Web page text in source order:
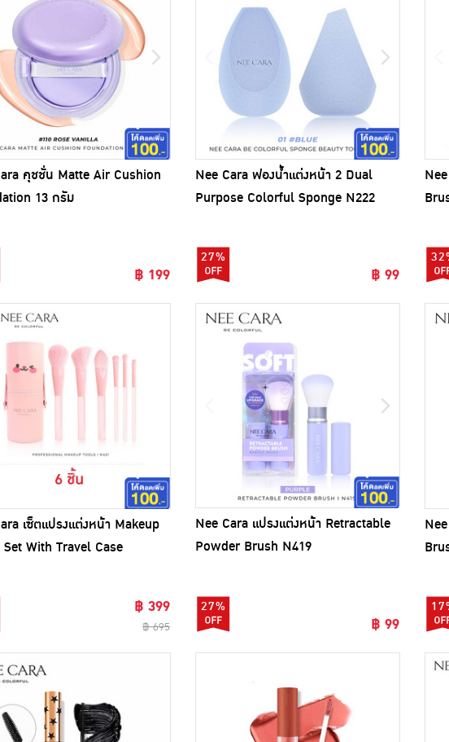
คุชชั่น Matte Air Cushion
13 กรัม
฿ 199
Nee Cara ฟองน้ำแต่งหน้า 2 Dual
Purpose Colorful Sponge N222
27%
฿ 99
เซ็ตแปรงแต่งหน้า Makeup
With Travel Case
฿ 399
฿ 695
Nee Cara แปรงแต่งหน้า Retractable
Powder Brush N419
27%
฿ 99